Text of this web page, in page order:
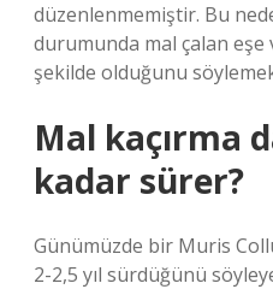
düzenlenmemiştir. Bu
durumunda mal çalan eşe
şekilde olduğunu
Mal kaçırma
kadar sürer?
Günümüzde bir Muris
2-2,5 yıl sürdüğünü